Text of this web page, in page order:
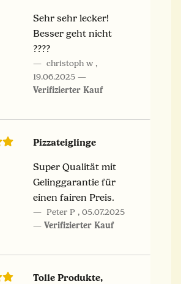
Sehr sehr lecker!
Besser geht nicht
????
christoph w ,
19.06.2025
Verifizierter Kauf
Pizzateiglinge
Super Qualität mit
Gelinggarantie für
einen fairen Preis.
Peter P , 05.07.2025
Verifizierter Kauf
Tolle Produkte,